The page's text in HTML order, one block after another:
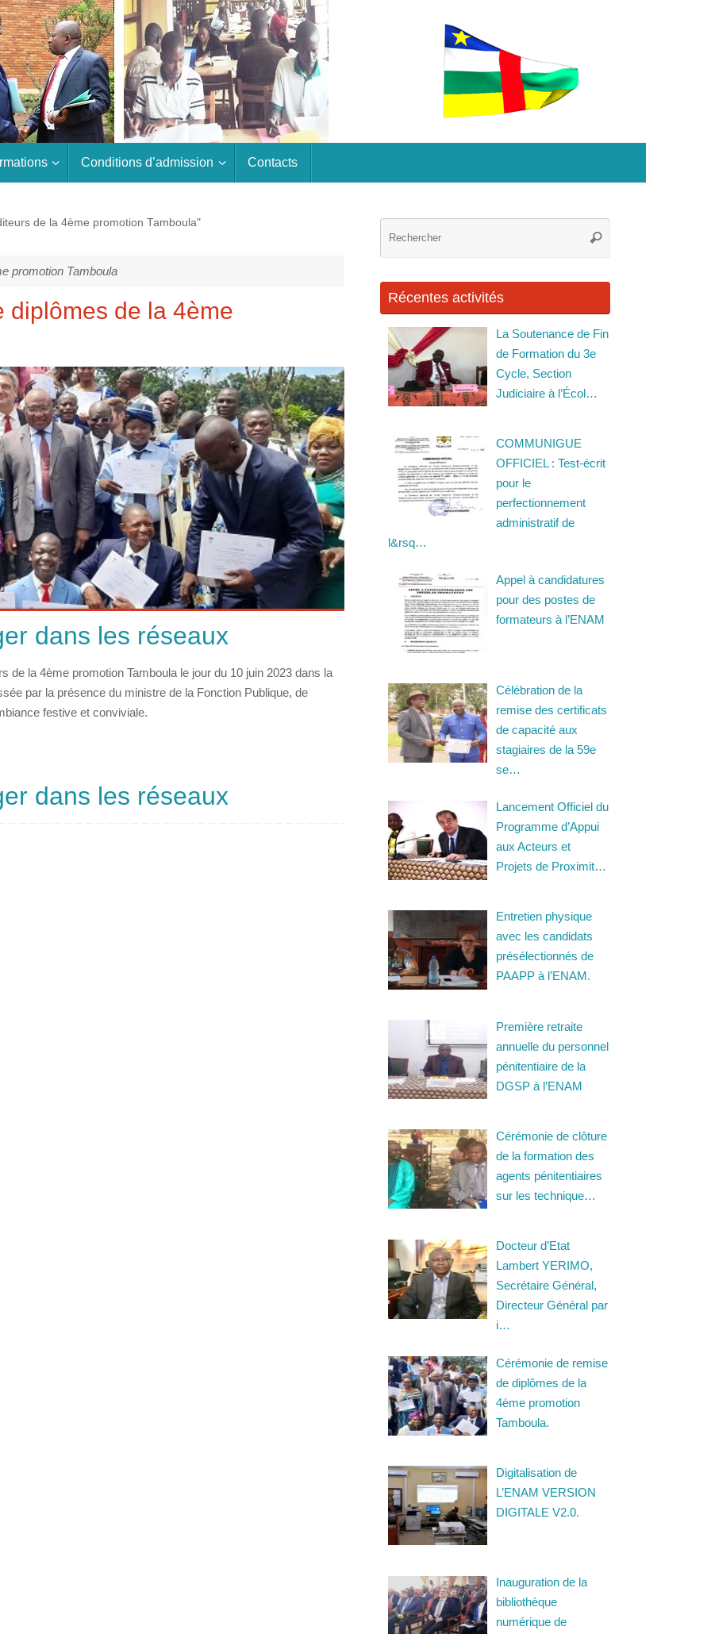
Conditions d’admission Contacts
de la 4ème promotion Tamboula"
promotion Tamboula
diplômes de la 4ème
dans les réseaux
de la 4ème promotion Tamboula le jour du 10 juin 2023 dans la
par la présence du ministre de la Fonction Publique, de
festive et conviviale.
dans les réseaux
Rechercher
Récentes activités
La Soutenance de Fin
de Formation du 3e
Cycle, Section
Judiciaire à l’Écol…
COMMUNIGUE
OFFICIEL : Test-écrit
pour le
perfectionnement
administratif de
l&rsq…
Appel à candidatures
pour des postes de
formateurs à l’ENAM
Célébration de la
remise des certificats
de capacité aux
stagiaires de la 59e
se…
Lancement Officiel du
Programme d’Appui
aux Acteurs et
Projets de Proximit…
Entretien physique
avec les candidats
présélectionnés de
PAAPP à l’ENAM.
Première retraite
annuelle du personnel
pénitentiaire de la
DGSP à l’ENAM
Cérémonie de clôture
de la formation des
agents pénitentiaires
sur les technique…
Docteur d’Etat
Lambert YERIMO,
Secrétaire Général,
Directeur Général par
i…
Cérémonie de remise
de diplômes de la
4ème promotion
Tamboula.
Digitalisation de
L’ENAM VERSION
DIGITALE V2.0.
Inauguration de la
bibliothèque
numérique de